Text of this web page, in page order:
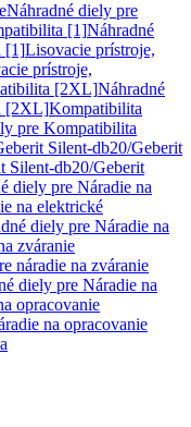
Náhradné diely pre
[1]Náhradné
[1]Lisovacie prístroje,
prístroje,
[2XL]Náhradné
[2XL]Kompatibilita
pre Kompatibilita
Silent-db20/Geberit
Silent-db20/Geberit
diely pre Náradie na
na elektrické
diely pre Náradie na
zváranie
náradie na zváranie
diely pre Náradie na
opracovanie
na opracovanie